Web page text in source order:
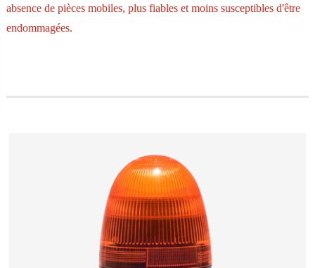
absence de pièces mobiles, plus fiables et moins susceptibles d'être
endommagées.